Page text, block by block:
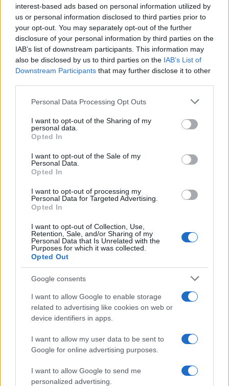
interest-based ads based on personal information utilized by
us or personal information disclosed to third parties prior to
your opt-out. You may separately opt-out of the further
disclosure of your personal information by third parties on the
IAB’s list of downstream participants. This information may
also be disclosed by us to third parties on the IAB’s List of
Downstream Participants that may further disclose it to other
Please note that this website/app uses one or more Google
not limited to your visit or usage behaviour. You may click to
grant or deny consent to Google and its third-party tags to
use your data for below specified purposes in below Google
consent section.
Personal Data Processing Opt Outs
I want to opt-out of the Sharing of my
personal data.
Opted In
I want to opt-out of the Sale of my
Personal Data.
Opted In
I want to opt-out of processing my
Personal Data for Targeted Advertising.
Opted In
I want to opt-out of Collection, Use,
Retention, Sale, and/or Sharing of my
Personal Data that Is Unrelated with the
Purposes for which it was collected.
Opted Out
Google consents
I want to allow Google to enable storage
related to advertising like cookies on web or
device identifiers in apps.
I want to allow my user data to be sent to
Google for online advertising purposes.
I want to allow Google to send me
personalized advertising.
σεβασμό και από αλλόθρησκους, όπως
μουσουλμάνους. Σε πολλά μέρη της Ανατολής
– στους Αγίους Τόπους, στη Συρία, στην Αίγυπτο
(στο Κάιρο υπάρχει μονή του Αγίου)και ειδικά
στο νησί της Πριγκήπου έξω από την
και σεβασμό. Γιατί ο Άγιος δεν κάνει διακρίσεις.
Βλέπει την καρδιά του ανθρώπου. Και
μαρτυρούν και μουσουλμάνοι ότι έχουν δει
Αν τα χάσατε